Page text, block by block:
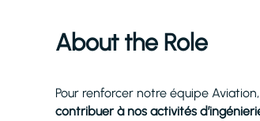
About the Role
Pour renforcer notre équipe Aviation,
contribuer à nos activités